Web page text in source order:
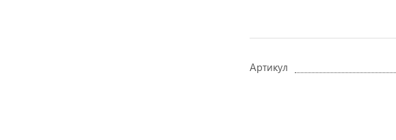
Артикул